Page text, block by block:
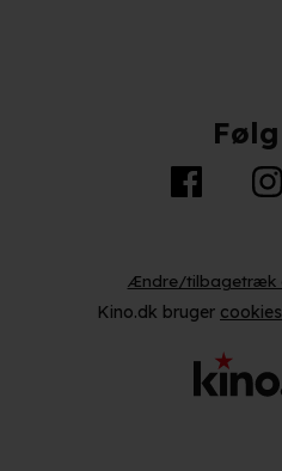
Ændre/tilbagetræk
Kino.dk bruger cookies